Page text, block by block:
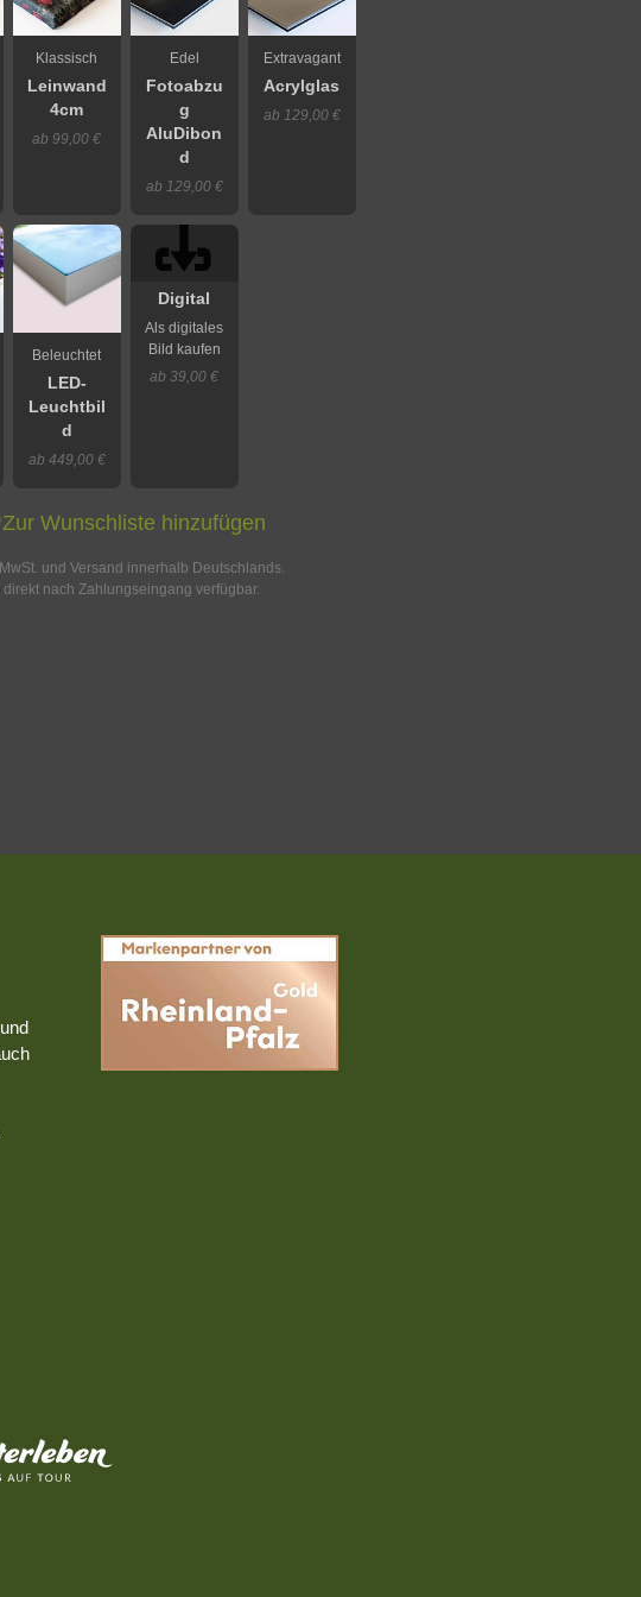
Klassisch
Leinwand
4cm
ab 99,00 €
Edel
Fotoabzu
g
AluDibon
d
ab 129,00 €
Extravagant
Acrylglas
ab 129,00 €
Beleuchtet
LED-
Leuchtbil
d
ab 449,00 €
Digital
Als digitales
Bild kaufen
ab 39,00 €
Zur Wunschliste hinzufügen
und Versand innerhalb Deutschlands.
nach Zahlungseingang verfügbar.